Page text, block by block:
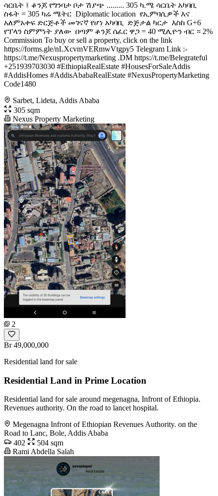
ሳርቤት ፤ ቆንጆ የግንባታ ቦታ ሽያጭ ......... 305 ካ.ሜ ሳርቤት አካባቢ ️
ስፋት = 305 ካሬ ሜትር ️ Diplomatic location ️ የኢምባሲዎች እና
አለምአቀፍ ድርጅቶች መገናኛ የሆነ አካባቢ ️ ድጅታል ካርታ ️ እስከ G+6
የፕላን ስምምነት ያለው ️ በጣም ቆንጆ ሰፈር ዋጋ = 40 ሚሊዮን ብር ። 2%
Commission To buy or sell a property, click on the link
https://forms.gle/nLXcvmVERmwVtgpy5 Telegram Link :-
https://t.me/Nexuspropertymarketing .DM https://t.me/Belegrateful
+251939703030 #EthiopiaRealEstate #HousesForSaleAddis
#AddisHomes #AddisAbabaRealEstate #NexusPropertyMarketing
Code1480
Sarbet, Lideta, Addis Ababa
305 sqm
Nexus Property Marketing
2
Br 49,000,000
Residential land for sale
Residential Land in Prime Location
Residential land for sale around megenagna, Infront of Ethiopia.
Revenues authority. On the road to lancet hospital.
Megenagna Infront of Ethiopian Revenues Authority. on the
Road to Lanc, Bole, Addis Ababa
402
504 sqm
Rami Abdella Salah